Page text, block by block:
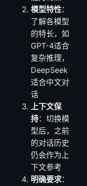
模型特性：
了解各模型
的特长，如
GPT-4适合
复杂推理，
DeepSeek
适合中文对
话
上下文保
持：切换模
型后，之前
的对话历史
仍会作为上
下文参考
明确要求：